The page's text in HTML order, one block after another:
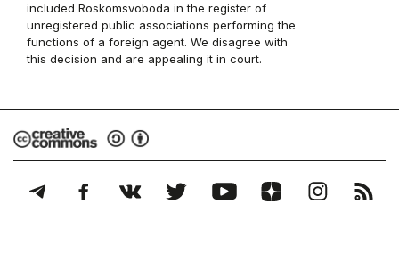
included Roskomsvoboda in the register of
unregistered public associations performing the
functions of a foreign agent. We disagree with
this decision and are appealing it in court.